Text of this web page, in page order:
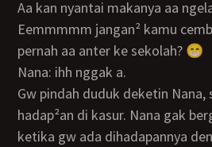
Aa kan nyantai makanya aa
Eemmmmm jangan² kamu
pernah aa anter ke sekolah? 😁
Nana: ihh nggak a.
Gw pindah duduk deketin Nana, sekarang kita duduk
hadap²an di kasur. Nana gak
ketika gw ada dihadapannya